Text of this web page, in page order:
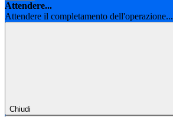
Attendere...
Attendere il completamento dell'operazione...
Chiudi